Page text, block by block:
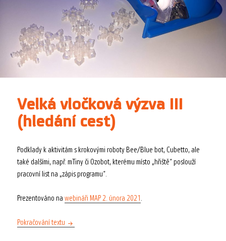
Velká vločková výzva III
(hledání cest)
Podklady k aktivitám s krokovými roboty Bee/Blue bot, Cubetto, ale
také dalšími, např. mTiny či Ozobot, kterému místo „hřiště“ poslouží
pracovní list na „zápis programu“.
Prezentováno nawebináři MAP 2. února 2021 .
Pokračování textu Velká vločková výzva III (hledání cest)